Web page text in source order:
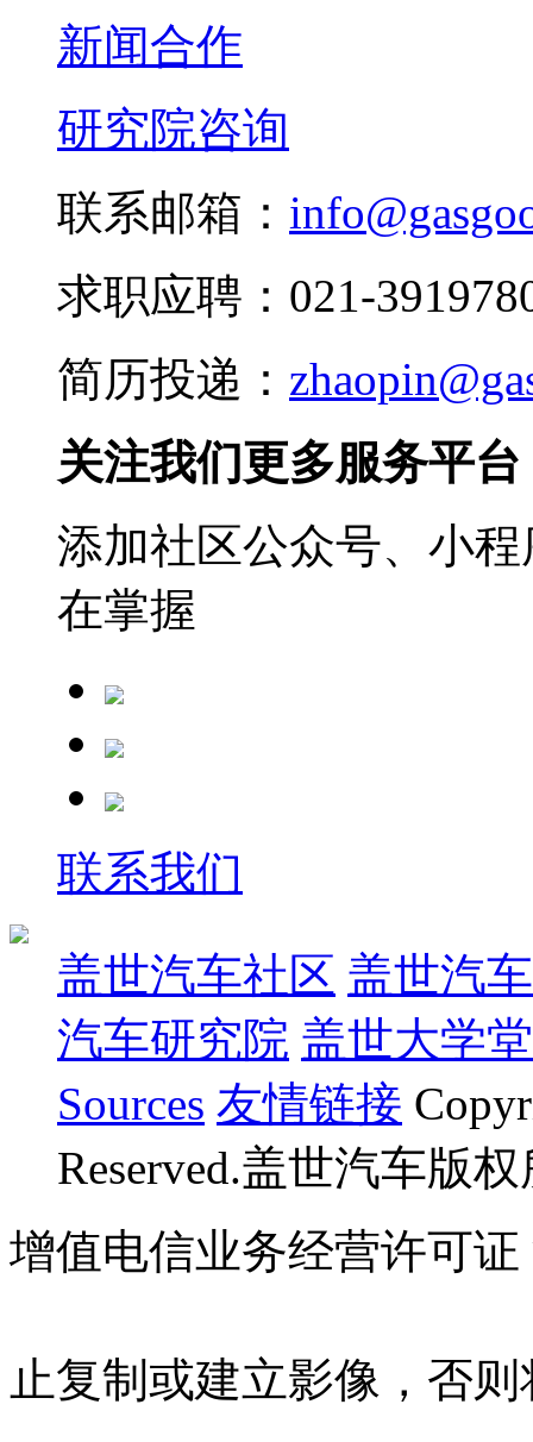
新闻合作
研究院咨询
联系邮箱：
求职应聘：021-
简历投递：
关注我们更多服务平台
添加社区公众号、小
在掌握
联系我们
盖世汽车社区 盖世汽
汽车研究院 盖世大学堂
Sources 友情链接
Reserved.盖世汽车版
增值电信业务经营许可证
止复制或建立影像，否